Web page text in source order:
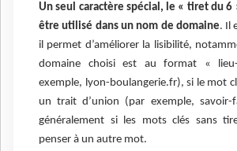
Un seul caractère spécial, le « tiret du 6
être utilisé dans un nom de domaine. Il
il permet d’améliorer la lisibilité,
domaine choisi est au format «
exemple, lyon-boulangerie.fr), si le mot
un trait d’union (par exemple,
généralement si les mots clés sans
penser à un autre mot.